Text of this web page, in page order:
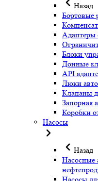
Назад
Бортовые
Адаптеры
Блоки
Донные
API
Люки
Клапаны
Запорная
Коробки
Насосы
Назад
Насосные